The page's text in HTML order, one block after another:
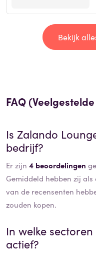
Bekijk
FAQ
Is Zalando
bedrijf?
Er zijn 4 beoordelingen
Gemiddeld hebben zij als
van de recensenten
zouden kopen.
In welke sectoren
actief?